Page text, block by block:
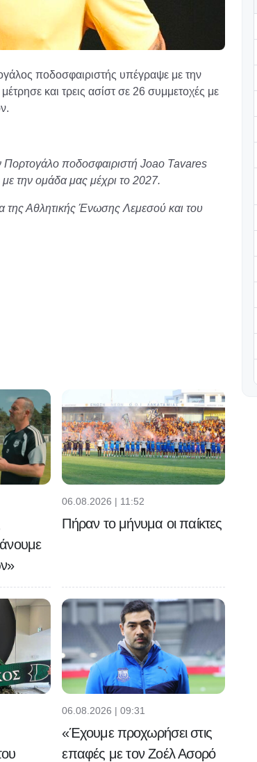
ποδοσφαιριστής υπέγραψε με την
και τρεις ασίστ σε 26 συμμετοχές με
Πορτογάλο ποδοσφαιριστή Joao Tavares
την ομάδα μας μέχρι το 2027.
της Αθλητικής Ένωσης Λεμεσού και του
06.08.2026 | 11:52
Πήραν το μήνυμα οι παίκτες
06.08.2026 | 09:31
«Έχουμε προχωρήσει στις
επαφές με τον Ζοέλ Ασορό